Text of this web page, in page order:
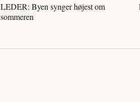
LEDER: Byen synger højest om
sommeren